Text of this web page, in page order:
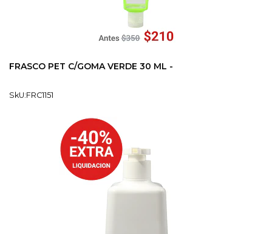
FRASCO PET C/GOMA VERDE 30 ML -
SkU:FRC1151